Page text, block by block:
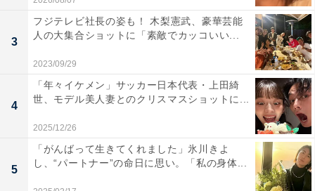
3
フジテレビ社長の姿も！ 木梨憲武、豪華芸能
人の大集合ショットに「素敵でカッコいい...
2023/09/29
4
「年々イケメン」サッカー日本代表・上田綺
世、モデル美人妻とのクリスマスショットに...
2025/12/26
5
「がんばって生きてくれました」氷川きよ
し、“パートナー”の命日に思い。「私の身体...